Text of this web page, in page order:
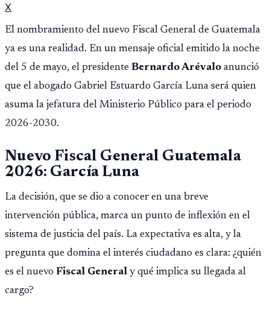
X
El nombramiento del nuevo Fiscal General de Guatemala
ya es una realidad. En un mensaje oficial emitido la noche
del 5 de mayo, el presidente Bernardo Arévalo anunció
que el abogado Gabriel Estuardo García Luna será quien
asuma la jefatura del Ministerio Público para el periodo
2026-2030.
Nuevo Fiscal General Guatemala
2026: García Luna
La decisión, que se dio a conocer en una breve
intervención pública, marca un punto de inflexión en el
sistema de justicia del país. La expectativa es alta, y la
pregunta que domina el interés ciudadano es clara: ¿quién
es el nuevo Fiscal General y qué implica su llegada al
cargo?